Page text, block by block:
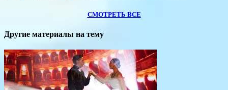
СМОТРЕТЬ ВСЕ
Другие материалы на тему